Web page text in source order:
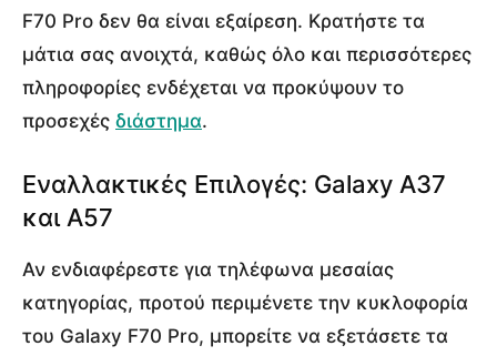
F70 Pro δεν θα είναι εξαίρεση. Κρατήστε τα
μάτια σας ανοιχτά, καθώς όλο και περισσότερες
πληροφορίες ενδέχεται να προκύψουν το
προσεχές διάστημα.
Εναλλακτικές Επιλογές: Galaxy A37
και A57
Αν ενδιαφέρεστε για τηλέφωνα μεσαίας
κατηγορίας, προτού περιμένετε την κυκλοφορία
του Galaxy F70 Pro, μπορείτε να εξετάσετε τα